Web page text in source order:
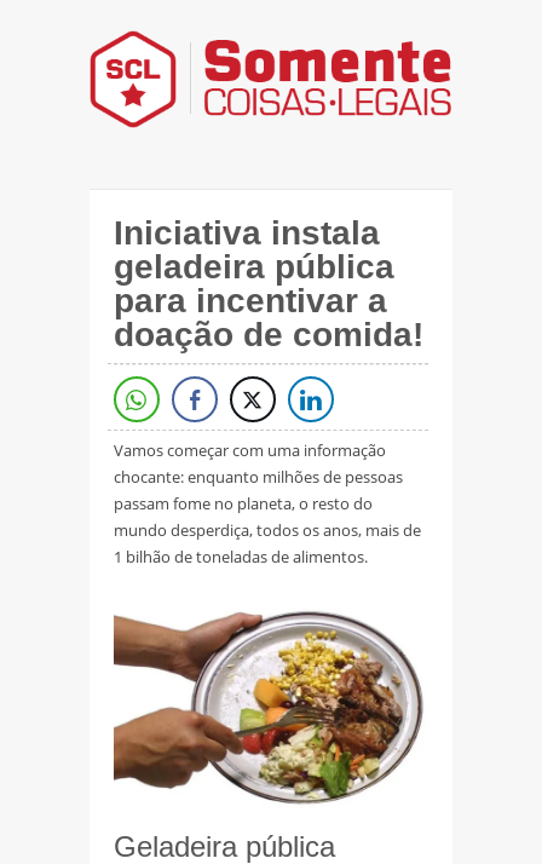
Iniciativa instala
geladeira pública
para incentivar a
doação de comida!
Vamos começar com uma informação
chocante: enquanto milhões de pessoas
passam fome no planeta, o resto do
mundo desperdiça, todos os anos, mais de
1 bilhão de toneladas de alimentos.
Geladeira pública